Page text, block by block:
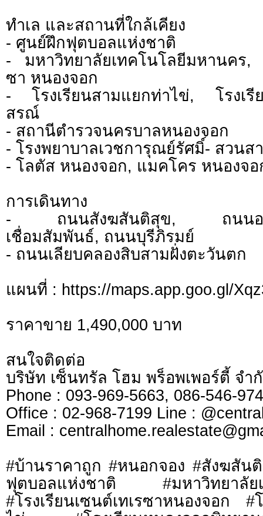
ทำเล และสถานที่ใกล้เคียง
- ศูนย์ฝึกฟุตบอลแห่งชาติ
- มหาวิทยาลัยเทคโนโลยีมหานคร,
ซา หนองจอก
- โรงเรียนสามแยกท่าไข่, โรงเรี
สรณ์
- สถานีตำรวจนครบาลหนองจอก
- โรงพยาบาลเวชการุณย์รัศมิ์- สวน
- โลตัส หนองจอก, แมคโคร หนองจ
การเดินทาง
- ถนนสังฆสันติสุข, ถนน
เชื่อมสัมพันธ์, ถนนบุรีภิรมย์
- ถนนเลียบคลองสิบสามฝั่งตะวันตก
แผนที่ : https://maps.app.goo.gl/
ราคาขาย 1,490,000 บาท
สนใจติดต่อ
บริษัท เซ็นทรัล โฮม พร็อพเพอร์ตี้
Phone : 093-969-5663, 086-546-
Office : 02-968-7199 Line :
​​​​​​​Email :
#บ้านราคาถูก #หนอกจอง #สังฆสัน
ฟุตบอลแห่งชาติ #มหาวิทยาลัยเ
#โรงเรียนเซนต์เทเรซาหนองจอก #